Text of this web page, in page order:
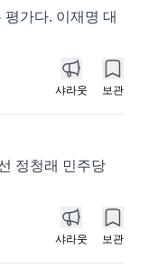
가다. 이재명 대
샤라웃 보관
정청래 민주당
샤라웃 보관